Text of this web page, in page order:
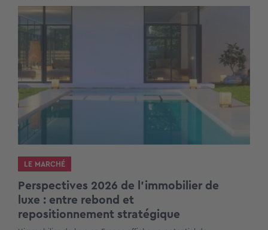
LE MARCHÉ
Perspectives 2026 de l’immobilier de
luxe : entre rebond et
repositionnement stratégique